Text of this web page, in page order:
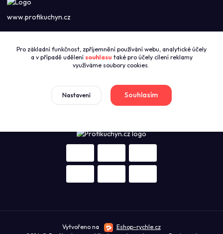
www.profikuchyn.cz
+420774421626
(Po-Pá 8:00-16:00)
sales@profikuchyn.cz
Vytvořeno na Eshop-rychle.cz
Pro základní funkčnost, zpříjemnění používání webu, analytické účely
a v případě udělení souhlasu také pro účely cílení reklamy
využíváme soubory cookies.
Nastavení Souhlasím